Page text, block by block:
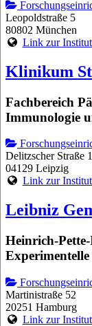
Leopoldstraße 5
80802 München
Link zur
Klinikum
Fachbereich
Immunologie
Delitzscher Straße
04129 Leipzig
Link zur
Leibniz
Heinrich-
Martinistraße 52
20251 Hamburg
Link zur